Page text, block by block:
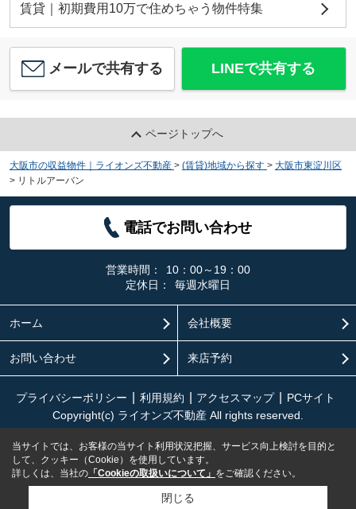
賃貸｜初期費用10万で住めちゃう物件特集
メールで共有する LINEで共有する
ページトップへ
大阪市の収益物件｜ライオンズ不動産 > (賃貸)地域から探す > 大阪市東淀川区
> リトルアーバン
電話でお問い合わせ
営業時間：
10：00～19：00
定休日：
毎週水曜日
ホーム 会社概要
お問い合わせ 来店予約
プライバシーポリシー 利用規約 アクセスマップ
PCサイト
Copyright(c) ライオンズ不動産 All rights reserved.
当サイトでは、お客様の当サイト利用状況把握、サービス向上検討を目的と
して、クッキー（Cookie）を使用しています。
詳しくは、当社の 「Cookieの取扱いについて」 をご確認ください。
閉じる